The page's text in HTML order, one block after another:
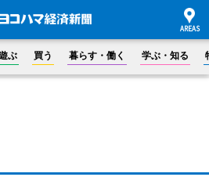
ぶ 買う 暮らす・働く 学ぶ・知る